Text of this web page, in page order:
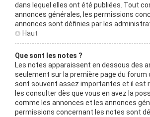
dans lequel elles ont été publiées. Tout
annonces générales, les permissions
annonces sont définies par les
Haut
Que sont les notes ?
Les notes apparaissent en dessous des
seulement sur la première page du forum
sont souvent assez importantes et il est
les consulter dès que vous en avez la
comme les annonces et les annonces
permissions concernant les notes sont